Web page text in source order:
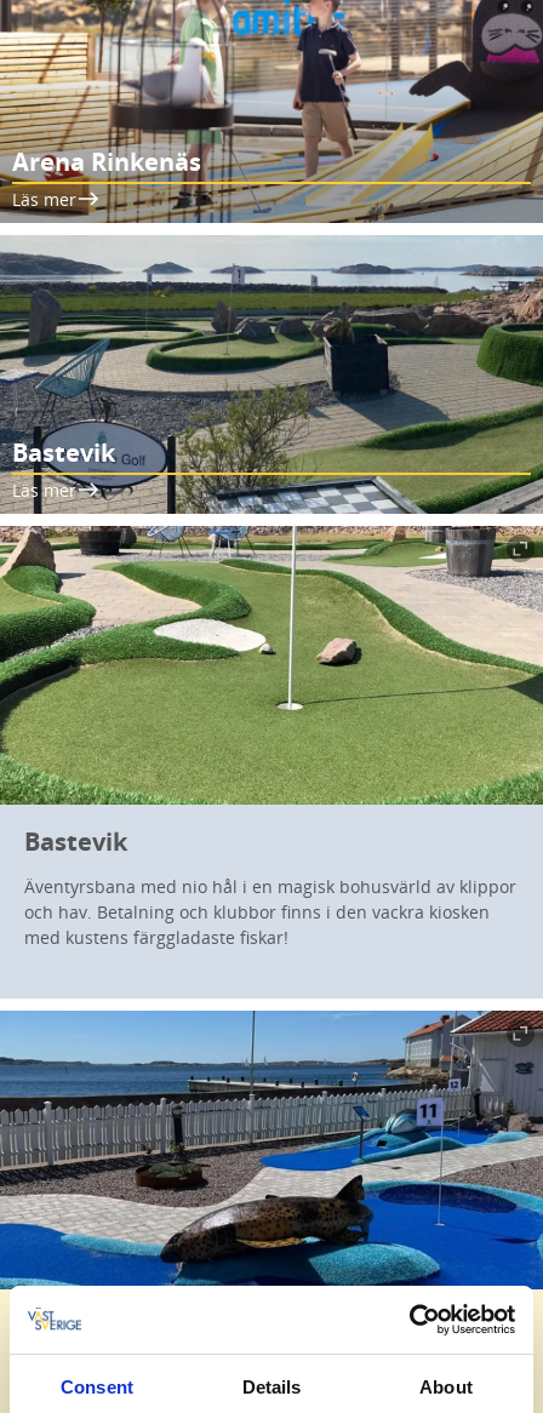
Consent Details About
Arena Rinkenäs
Läs mer
Bastevik
Läs mer
Bastevik
Äventyrsbana med nio hål i en magisk bohusvärld av klippor
och hav. Betalning och klubbor finns i den vackra kiosken
med kustens färggladaste fiskar!
Havets hus
visar och lär om livet i Västerhavet. Banan är öppen från 1:a